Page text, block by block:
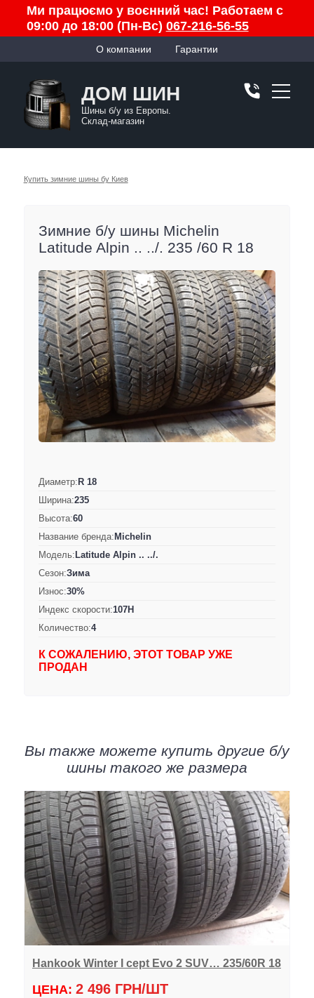
Ми працюємо у воєнний час! Работаем с
09:00 до 18:00 (Пн-Вс) 067-216-56-55
О компании Гарантии
ДОМ ШИН
Шины б/у из Европы.
Склад-магазин
Купить зимние шины бу Киев
Зимние б/у шины Michelin
Latitude Alpin .. ../. 235 /60 R 18
Диаметр:R 18
Ширина:235
Высота:60
Название бренда:Michelin
Модель:Latitude Alpin .. ../.
Сезон:Зима
Износ:30%
Индекс скорости:107H
Количество:4
К СОЖАЛЕНИЮ, ЭТОТ ТОВАР УЖЕ
ПРОДАН
Вы также можете купить другие б/у
шины такого же размера
Hankook Winter I cept Evo 2 SUV… 235/60R 18
ЦЕНА: 2 496 ГРН/ШТ